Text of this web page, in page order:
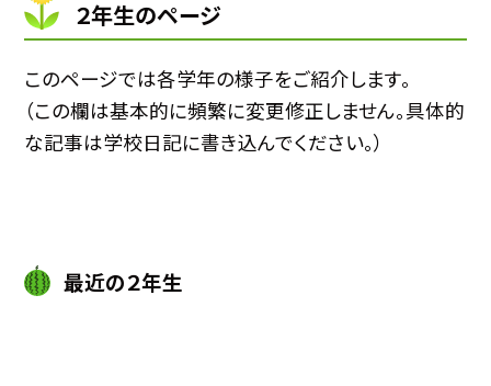
２年生のページ
このページでは各学年の様子をご紹介します。
（この欄は基本的に頻繁に変更修正しません。具体的
な記事は学校日記に書き込んでください。）
最近の２年生